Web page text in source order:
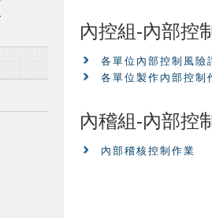
內控組-內部控
各單位內部控制風險
各單位製作內部控制
內稽組-內部控
內部稽核控制作業